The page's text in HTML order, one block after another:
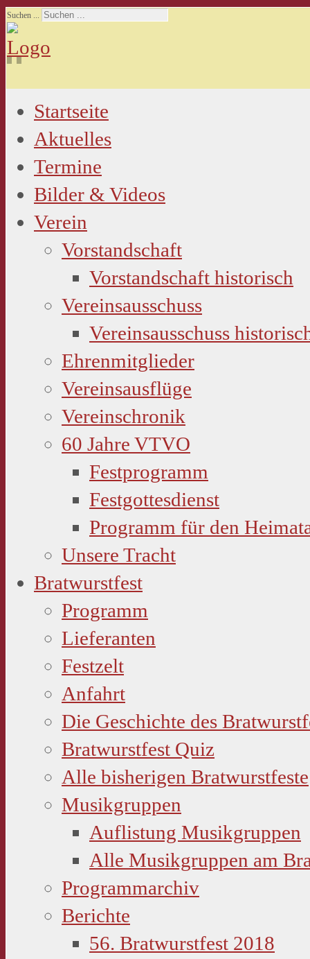
Suchen ...
Startseite
Aktuelles
Termine
Bilder & Videos
Verein
Vorstandschaft
Vorstandschaft historisch
Vereinsausschuss
Vereinsausschuss
Ehrenmitglieder
Vereinsausflüge
Vereinschronik
60 Jahre VTVO
Festprogramm
Festgottesdienst
Programm für den
Unsere Tracht
Bratwurstfest
Programm
Lieferanten
Festzelt
Anfahrt
Die Geschichte des
Bratwurstfest Quiz
Alle bisherigen Bratwurstfeste
Musikgruppen
Auflistung Musikgruppen
Alle Musikgruppen am
Programmarchiv
Berichte
56. Bratwurstfest 2018